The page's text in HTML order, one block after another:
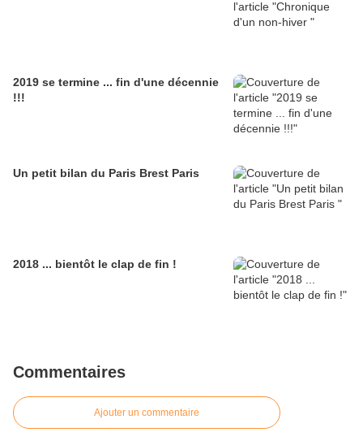
2019 se termine ... fin d'une décennie
!!!
Un petit bilan du Paris Brest Paris
2018 ... bientôt le clap de fin !
Commentaires
Ajouter un commentaire